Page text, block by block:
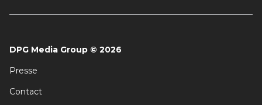
DPG Media Group © 2026
Presse
Contact